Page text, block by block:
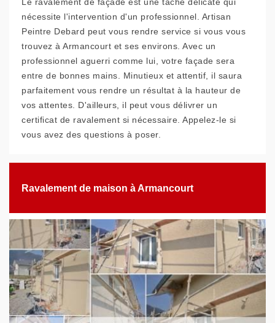
nécessite l'intervention d'un professionnel. Artisan
Peintre Debard peut vous rendre service si vous vous
trouvez à Armancourt et ses environs. Avec un
professionnel aguerri comme lui, votre façade sera
entre de bonnes mains. Minutieux et attentif, il saura
parfaitement vous rendre un résultat à la hauteur de
vos attentes. D'ailleurs, il peut vous délivrer un
certificat de ravalement si nécessaire. Appelez-le si
vous avez des questions à poser.
Ravalement de maison à Armancourt